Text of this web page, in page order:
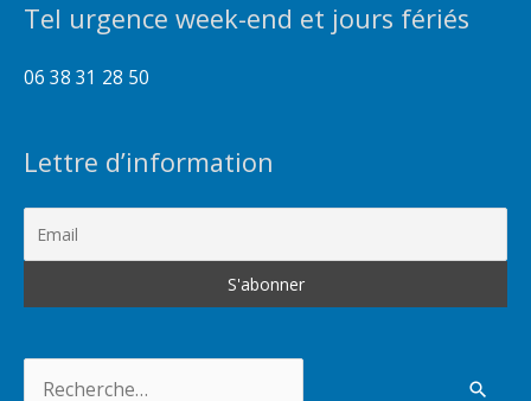
Tel urgence week-end et jours fériés
06 38 31 28 50
Lettre d’information